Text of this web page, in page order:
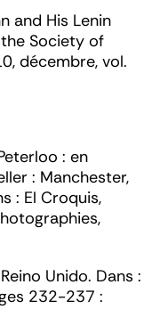
and His Lenin
Society of
décembre, vol.
: en
: Manchester,
: El Croquis,
Unido. Dans :
232-237 :